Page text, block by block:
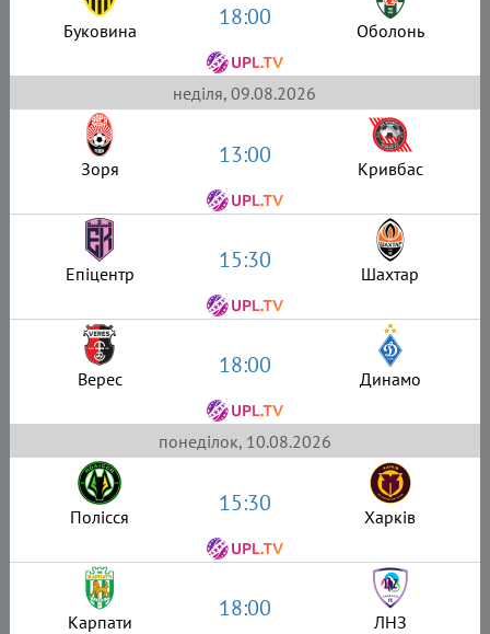
Буковина 18:00 Оболонь
неділя, 09.08.2026
Зоря 13:00 Кривбас
Епіцентр 15:30 Шахтар
Верес 18:00 Динамо
понеділок, 10.08.2026
Полісся 15:30 Харків
Карпати 18:00 ЛНЗ